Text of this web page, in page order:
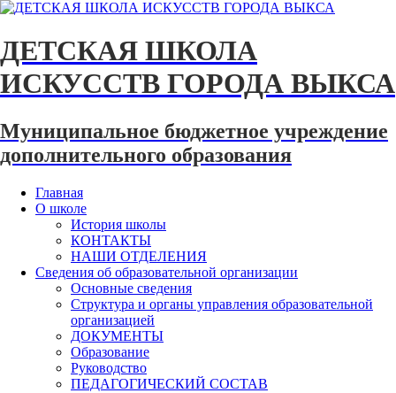
ДЕТСКАЯ ШКОЛА
ИСКУССТВ ГОРОДА ВЫКСА
Муниципальное бюджетное учреждение
дополнительного образования
Главная
О школе
История школы
КОНТАКТЫ
НАШИ ОТДЕЛЕНИЯ
Сведения об образовательной организации
Основные сведения
Структура и органы управления образовательной
организацией
ДОКУМЕНТЫ
Образование
Руководство
ПЕДАГОГИЧЕСКИЙ СОСТАВ